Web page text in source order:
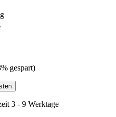
gespart)
3 - 9 Werktage